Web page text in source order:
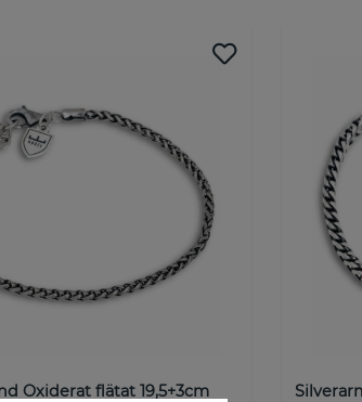
Oxiderat flätat 19,5+3cm